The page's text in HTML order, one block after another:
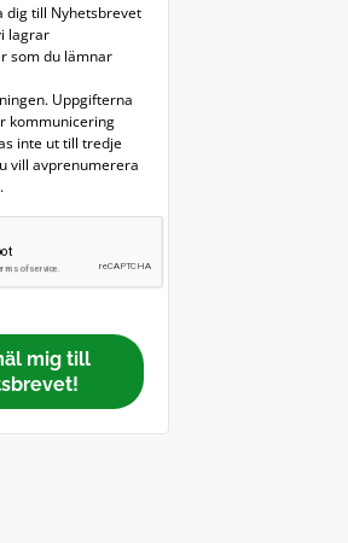
dig till Nyhetsbrevet
lagrar
som du lämnar
Uppgifterna
kommunicering
inte ut till tredje
vill avprenumerera
mig till